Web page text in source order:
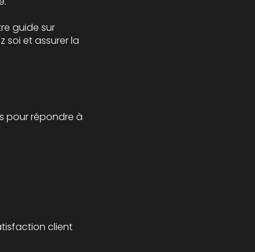
guide sur
soi et assurer la
pour répondre à
client